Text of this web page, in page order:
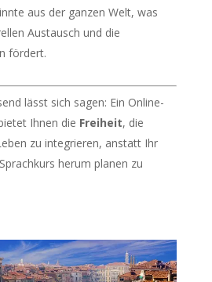
aus der ganzen Welt, was
Austausch und die
fördert.
lässt sich sagen: Ein Online-
Ihnen die Freiheit, die
zu integrieren, anstatt Ihr
herum planen zu